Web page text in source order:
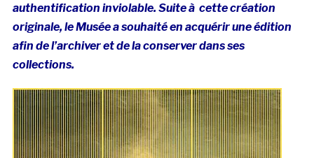
authentification inviolable. Suite à cette création
originale, le Musée a souhaité en acquérir une édition
afin de l’archiver et de la conserver dans ses
collections.